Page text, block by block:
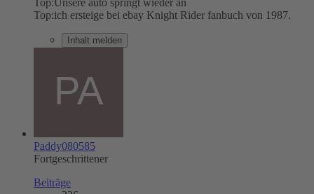
Top:ich ersteige bei ebay Knight Rider fanbuch von 1987.
Inhalt melden
Paddy080585
Fortgeschrittener
Beiträge